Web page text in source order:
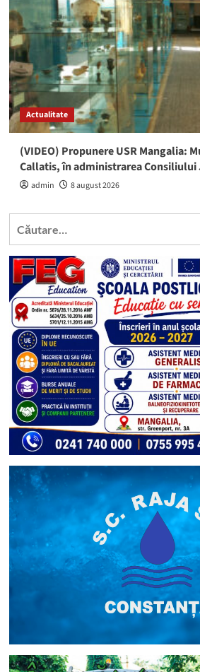
Actualitate
(VIDEO) Propunere USR Mangalia:
Callatis, în administrarea Consiliului
admin 8 august 2026
Caută